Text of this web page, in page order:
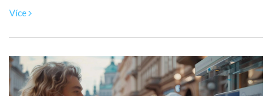
Více